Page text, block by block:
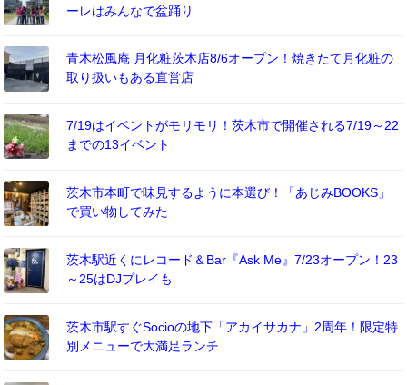
ーレはみんなで盆踊り
青木松風庵 月化粧茨木店8/6オープン！焼きたて月化粧の
取り扱いもある直営店
7/19はイベントがモリモリ！茨木市で開催される7/19～22
までの13イベント
茨木市本町で味見するように本選び！「あじみBOOKS」
で買い物してみた
茨木駅近くにレコード＆Bar『Ask Me』7/23オープン！23
～25はDJプレイも
茨木市駅すぐSocioの地下「アカイサカナ」2周年！限定特
別メニューで大満足ランチ